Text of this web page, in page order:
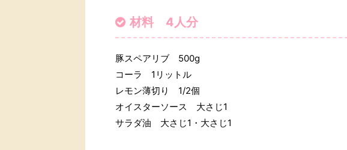
材料 4人分
豚スペアリブ 500g
コーラ 1リットル
レモン薄切り 1/2個
オイスターソース 大さじ1
サラダ油 大さじ1・大さじ1